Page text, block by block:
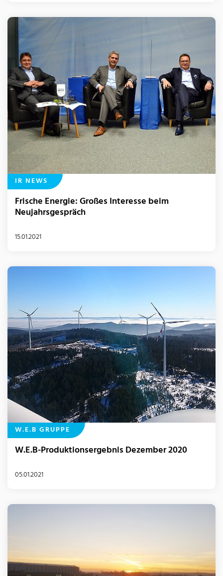
IR NEWS
Frische Energie: Großes Interesse beim
Neujahrsgespräch
15.01.2021
W.E.B GRUPPE
W.E.B-Produktionsergebnis Dezember 2020
05.01.2021